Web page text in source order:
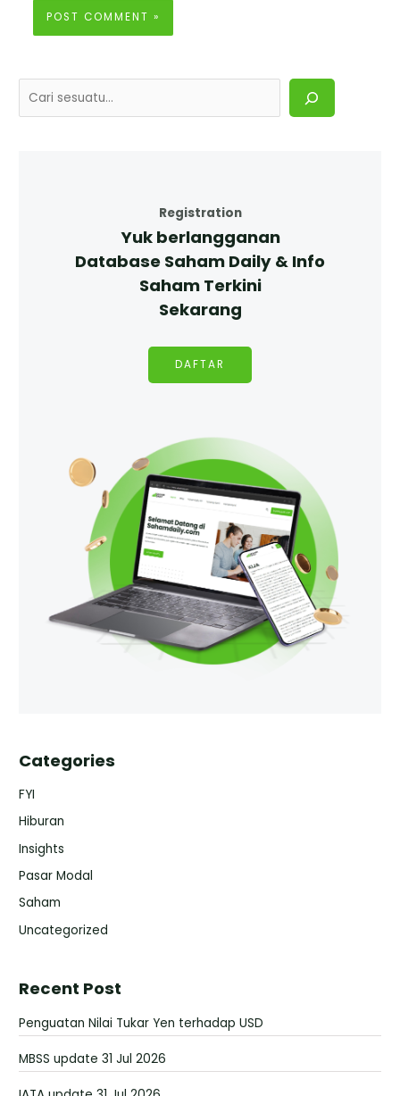
Registration
Yuk berlangganan
Database Saham Daily & Info
Saham Terkini
Sekarang
DAFTAR
Categories
FYI
Hiburan
Insights
Pasar Modal
Saham
Uncategorized
Recent Post
Penguatan Nilai Tukar Yen terhadap USD
MBSS update 31 Jul 2026